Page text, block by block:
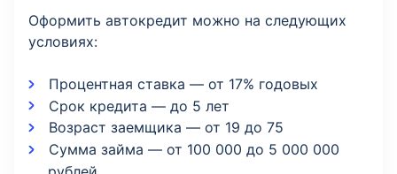
Оформить автокредит можно на следующих
условиях:
Процентная ставка — от 17% годовых
Срок кредита — до 5 лет
Возраст заемщика — от 19 до 75
Сумма займа — от 100 000 до 5 000 000